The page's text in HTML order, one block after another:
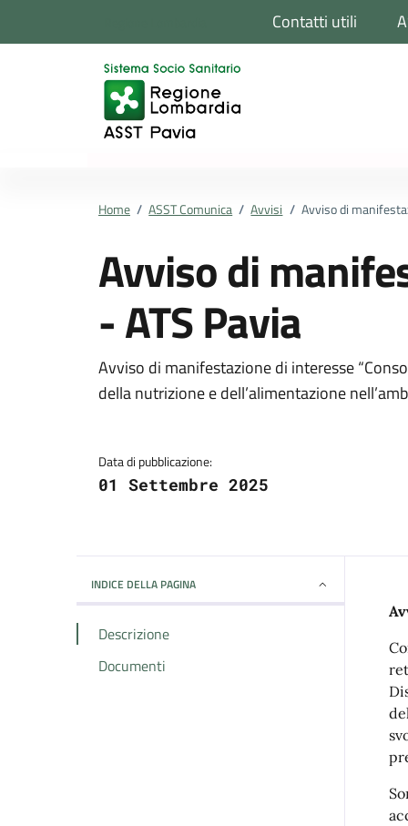
Contatti utili
Home / ASST Comunica / Avvisi / Avviso di
Avviso di
- ATS Pavia
Dettagli della
Avviso di manifestazione di interesse
della nutrizione e dell’alimentazione
Data di pubblicazione:
01 Settembre 2025
INDICE DELLA PAGINA
Descrizione
Documenti